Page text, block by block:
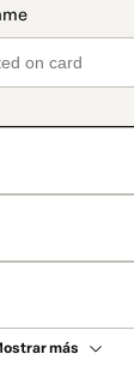
más